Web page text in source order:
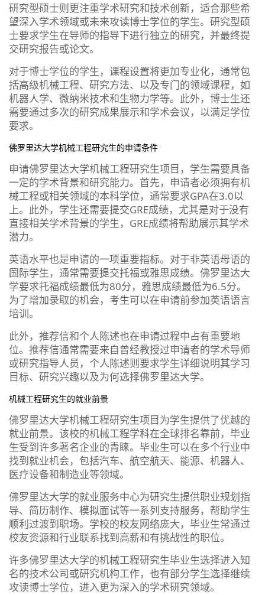
研究型硕士则更注重学术研究和技术创新，适合那些希
望深入学术领域或未来攻读博士学位的学生。研究型硕
士要求学生在导师的指导下进行独立的研究，并最终提
交研究报告或论文。
对于博士学位的学生，课程设置将更加专业化，通常包
括高级机械工程、研究方法、以及专门的领域课程，如
机器人学、微纳米技术和生物力学等。此外，博士生还
需要通过多次的研究成果展示和学术会议，以满足学位
要求。
佛罗里达大学机械工程研究生的申请条件
申请佛罗里达大学机械工程研究生项目，学生需要具备
一定的学术背景和研究能力。首先，申请者必须拥有机
械工程或相关领域的本科学位，通常要求GPA在3.0以
上。此外，学生还需要提交GRE成绩，尤其是对于没有
直接相关学术背景的学生，GRE成绩将帮助展示其学术
潜力。
英语水平也是申请的一项重要指标。对于非英语母语的
国际学生，通常需要提交托福或雅思成绩。佛罗里达大
学要求托福成绩最低为80分，雅思成绩最低为6.5分。
为了增加录取的机会，考生可以在申请前参加英语语言
培训。
此外，推荐信和个人陈述也在申请过程中占有重要地
位。推荐信通常需要来自曾经教授过申请者的学术导师
或研究指导人员，个人陈述则要求学生详细说明其学习
目标、研究兴趣以及为何选择佛罗里达大学。
机械工程研究生的就业前景
佛罗里达大学机械工程研究生项目为学生提供了优越的
就业前景。该校的机械工程学科在全球排名靠前，毕业
生受到许多著名企业的青睐。毕业生可以在多个行业中
找到就业机会，包括汽车、航空航天、能源、机器人、
医疗设备和制造业等领域。
佛罗里达大学的就业服务中心为研究生提供职业规划指
导、简历制作、模拟面试等一系列支持服务，帮助学生
顺利过渡到职场。学校的校友网络庞大，毕业生常通过
校友资源和行业联系找到高薪和有挑战性的职位。
许多佛罗里达大学的机械工程研究生毕业生选择进入知
名的技术公司或研究机构工作，也有部分学生选择继续
攻读博士学位，进入更为深入的学术研究领域。